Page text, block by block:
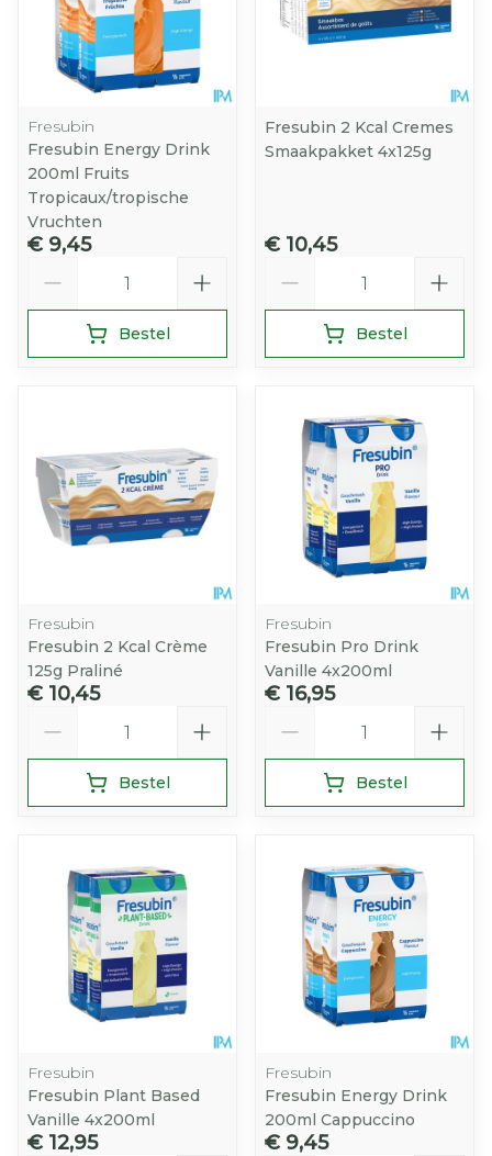
Fresubin
Fresubin Energy Drink
200ml Fruits
Tropicaux/tropische
Vruchten
€ 9,45
Bestel
Fresubin 2 Kcal Cremes
Smaakpakket 4x125g
€ 10,45
Bestel
Fresubin
Fresubin 2 Kcal Crème
125g Praliné
€ 10,45
Bestel
Fresubin
Fresubin Pro Drink
Vanille 4x200ml
€ 16,95
Bestel
Fresubin
Fresubin Plant Based
Vanille 4x200ml
€ 12,95
Fresubin
Fresubin Energy Drink
200ml Cappuccino
€ 9,45